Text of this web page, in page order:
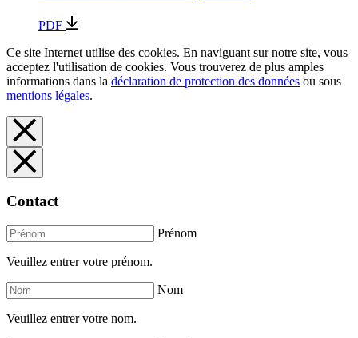
PDF
Ce site Internet utilise des cookies. En naviguant sur notre site, vous
acceptez l'utilisation de cookies. Vous trouverez de plus amples
informations dans la déclaration de protection des données ou sous
mentions légales.
Contact
Prénom
Veuillez entrer votre prénom.
Nom
Veuillez entrer votre nom.